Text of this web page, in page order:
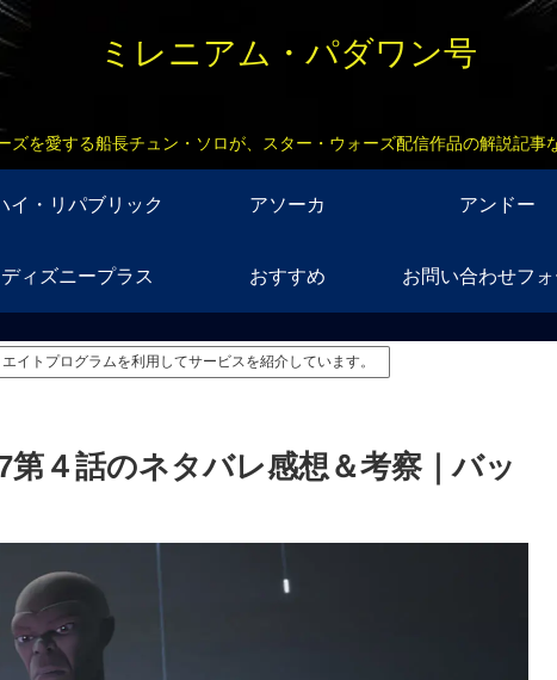
ミレニアム・パダワン号
ズを愛する船長チュン・ソロが、スター・ウォーズ配信作品の解説記事
イ・リパブリック アソーカ アンドー
ディズニープラス おすすめ お問い合わせフォ
イトプログラムを利用してサービスを紹介しています。
４話のネタバレ感想＆考察｜バッ